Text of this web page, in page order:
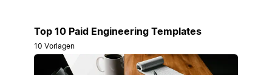
Top 10 Paid Engineering Templates
10 Vorlagen